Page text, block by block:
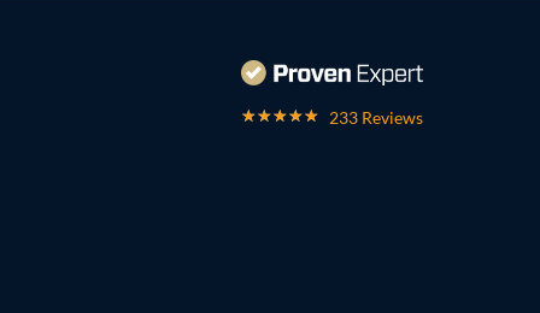
233 Reviews